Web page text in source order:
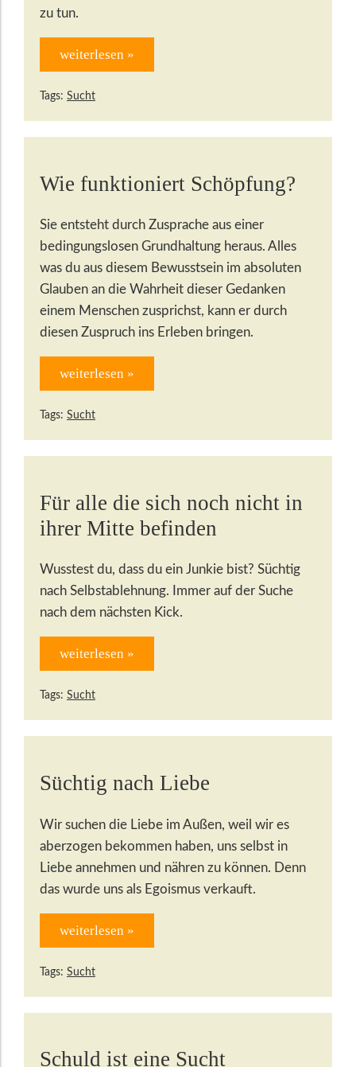
zu tun.
weiterlesen »
Tags: Sucht
Wie funktioniert Schöpfung?
Sie entsteht durch Zusprache aus einer
bedingungslosen Grundhaltung heraus. Alles
was du aus diesem Bewusstsein im absoluten
Glauben an die Wahrheit dieser Gedanken
einem Menschen zusprichst, kann er durch
diesen Zuspruch ins Erleben bringen.
weiterlesen »
Tags: Sucht
Für alle die sich noch nicht in
ihrer Mitte befinden
Wusstest du, dass du ein Junkie bist? Süchtig
nach Selbstablehnung. Immer auf der Suche
nach dem nächsten Kick.
weiterlesen »
Tags: Sucht
Süchtig nach Liebe
Wir suchen die Liebe im Außen, weil wir es
aberzogen bekommen haben, uns selbst in
Liebe annehmen und nähren zu können. Denn
das wurde uns als Egoismus verkauft.
weiterlesen »
Tags: Sucht
Schuld ist eine Sucht